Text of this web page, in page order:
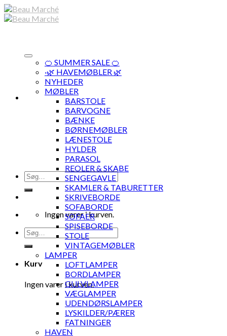
Skip
to
Søg
efter:
Ingen varer i kurven.
Søg
efter:
Kurv
Ingen varer i kurven.
🍊 SUMMER SALE 🍊
·🌿 HAVEMØBLER 🌿
NYHEDER
MØBLER
BARSTOLE
BARVOGNE
BÆNKE
BØRNEMØBLER
LÆNESTOLE
HYLDER
PARASOL
REOLER & SKABE
SENGEGAVLE
SKAMLER & TABURETTER
SKRIVEBORDE
SOFABORDE
SOFAER
SPISEBORDE
STOLE
VINTAGEMØBLER
LAMPER
LOFTLAMPER
BORDLAMPER
GULVLAMPER
VÆGLAMPER
UDENDØRSLAMPER
LYSKILDER/PÆRER
FATNINGER
HAVEN